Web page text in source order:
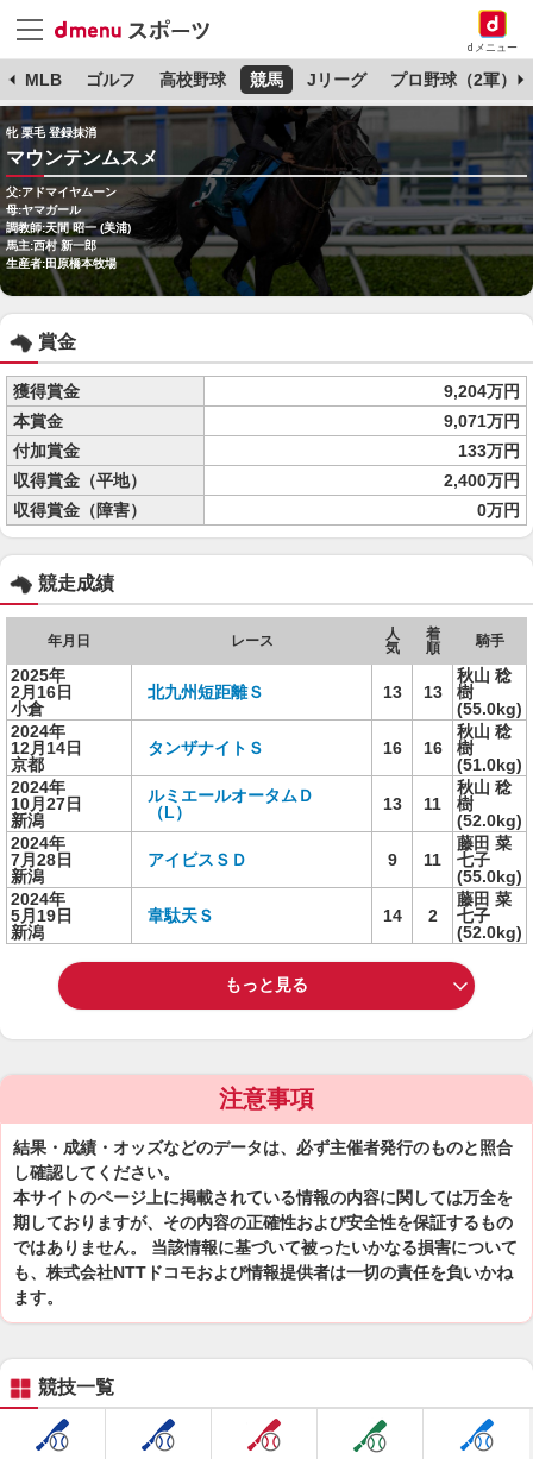
dメニュー
MLB ゴルフ 高校野球 競馬 Jリーグ プロ野球（2軍）
牝 栗毛 登録抹消
マウンテンムスメ
父:アドマイヤムーン
母:ヤマガール
調教師:天間 昭一 (美浦)
馬主:西村 新一郎
生産者:田原橋本牧場
賞金
獲得賞金
9,204万円
本賞金
9,071万円
付加賞金
133万円
収得賞金（平地）
2,400万円
収得賞金（障害）
0万円
競走成績
年月日 レース
人
気
着
順
騎手
2025年
2月16日
小倉
北九州短距離Ｓ 13 13
秋山 稔
樹
(55.0kg)
2024年
12月14日
京都
タンザナイトＳ 16 16
秋山 稔
樹
(51.0kg)
2024年
10月27日
新潟
ルミエールオータムＤ
（L）
13 11
秋山 稔
樹
(52.0kg)
2024年
7月28日
新潟
アイビスＳＤ 9 11
藤田 菜
七子
(55.0kg)
2024年
5月19日
新潟
韋駄天Ｓ 14 2
藤田 菜
七子
(52.0kg)
もっと見る
注意事項
結果・成績・オッズなどのデータは、必ず主催者発行のものと照合
し確認してください。
本サイトのページ上に掲載されている情報の内容に関しては万全を
期しておりますが、その内容の正確性および安全性を保証するもの
ではありません。 当該情報に基づいて被ったいかなる損害について
も、株式会社NTTドコモおよび情報提供者は一切の責任を負いかね
ます。
競技一覧